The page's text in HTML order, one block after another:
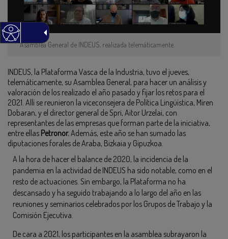
Asamblea General de INDEUS, realizada telemáticamente.
INDEUS, la Plataforma Vasca de la Industria, tuvo el jueves,
telemáticamente, su Asamblea General, para hacer un análisis y
valoración de los realizado el año pasado y fijar los retos para el
2021. Allí se reunieron la viceconsejera de Política Lingüística, Miren
Dobaran, y el director general de Spri, Aitor Urzelai, con
representantes de las empresas que forman parte de la iniciativa,
entre ellas Petronor.Además, este año se han sumado las
diputaciones forales de Araba, Bizkaia y Gipuzkoa.
A la hora de hacer el balance de 2020, la incidencia de la
pandemia en la actividad de INDEUS ha sido notable, como en el
resto de actuaciones. Sin embargo, la Plataforma no ha
descansado y ha seguido trabajando a lo largo del año en las
reuniones y seminarios celebrados por los Grupos de Trabajo y la
Comisión Ejecutiva.
De cara a 2021, los participantes en la asamblea subrayaron la